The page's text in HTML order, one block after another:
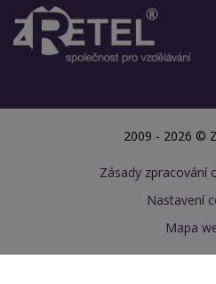
2009 - 2026 ©
Zásady zpracování
Nastavení
Mapa